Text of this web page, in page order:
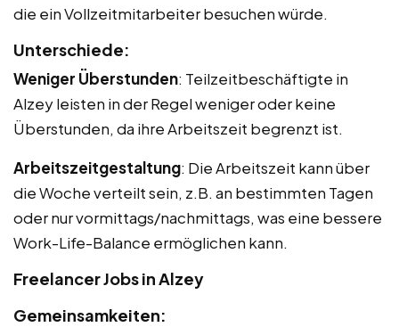
die ein Vollzeitmitarbeiter besuchen würde.
Unterschiede:
Weniger Überstunden: Teilzeitbeschäftigte in
Alzey leisten in der Regel weniger oder keine
Überstunden, da ihre Arbeitszeit begrenzt ist.
Arbeitszeitgestaltung: Die Arbeitszeit kann über
die Woche verteilt sein, z.B. an bestimmten Tagen
oder nur vormittags/nachmittags, was eine bessere
Work-Life-Balance ermöglichen kann.
Freelancer Jobs in Alzey
Gemeinsamkeiten: